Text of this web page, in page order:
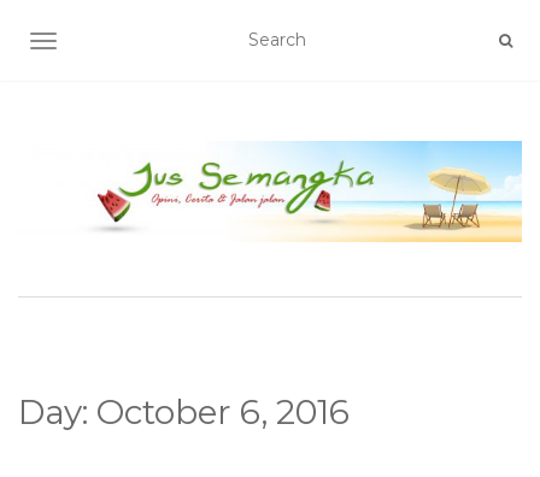
TOGGLE NAVIGATION
Day: October 6, 2016